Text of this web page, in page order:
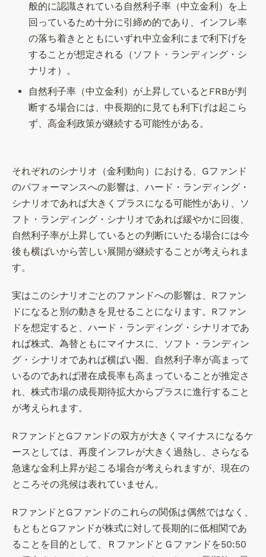
般的に認識されている自然利子率（中立金利）を上
回っているため十分に引締め的であり、インフレ率
の落ち着きとともにいずれ中立金利にまで利下げを
することが想定される（ソフト・ランディング・シ
ナリオ）。
自然利子率（中立金利）が上昇しているとFRBが判
断する場合には、中長期的に見ても利下げは起こら
ず、高金利政策が継続する可能性がある。
それぞれのシナリオ（金利動向）における、Gファンド
のパフォーマンスへの影響は、ハード・ランディング・
シナリオであれば大きくプラスになる可能性があり、ソ
フト・ランディング・シナリオであれば緩やかに回復、
自然利子率が上昇しているとの判断にいたる場合には今
後も横ばいから苦しい展開が継続することが考えられま
す。
実はこのシナリオごとのファンドへの影響は、Rファン
ドになると別の動きを見せることになります。Rファン
ドを想定すると、ハード・ランディング・シナリオであ
れば株式、為替ともにマイナスに、ソフト・ランディン
グ・シナリオであれば横ばい圏、自然利子率が高まって
いるのであれば潜在成長率も高まっていることが推定さ
れ、株式市場の成長期待拡大からプラスに進行すること
が考えられます。
RファンドとGファンドの双方が大きくマイナスになるケ
ースとしては、再度インフレが大きく過熱し、さらなる
急速な金利上昇が起こる場合が考えられますが、現在の
ところその兆候は表れていません。
RファンドとGファンドのこれらの関係は偶然ではなく、
もともとGファンドが株式に対して長期的に低相関であ
ることを目的として、ＲファンドとＧファンドを50:50